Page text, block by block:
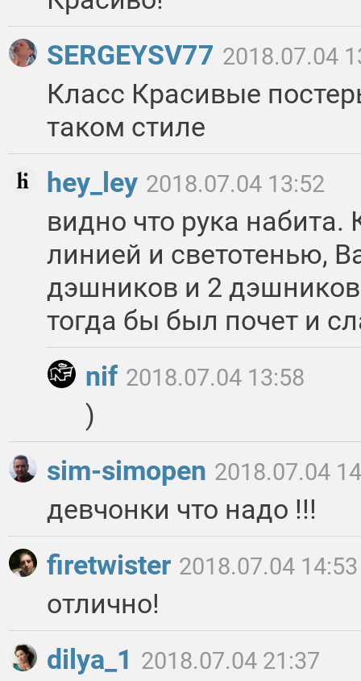
SERGEYSV77 2018.07.04
Класс Красивые
таком стиле
hey_ley 2018.07.04 13:52
видно что рука
линией и светотенью,
дэшников и 2
тогда бы был почет и
nif 2018.07.04 13:58
)
sim-simopen 2018.07.04
девчонки что надо !!!
firetwister 2018.07.04 14:53
отлично!
dilya_1 2018.07.04 21:37